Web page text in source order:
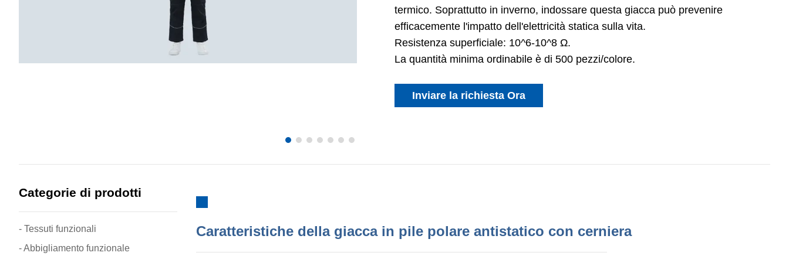
termico. Soprattutto in inverno, indossare questa giacca può prevenire
efficacemente l'impatto dell'elettricità statica sulla vita.
Resistenza superficiale: 10^6-10^8 Ω.
La quantità minima ordinabile è di 500 pezzi/colore.
Inviare la richiesta Ora
Categorie di prodotti
- Tessuti funzionali
- Abbigliamento funzionale
Caratteristiche della giacca in pile polare antistatico con cerniera